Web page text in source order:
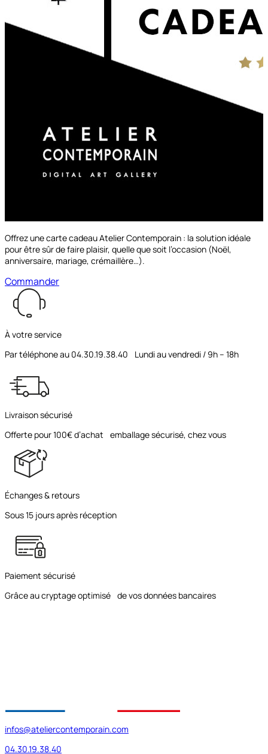
Offrez une carte cadeau Atelier Contemporain : la solution idéale
pour être sûr de faire plaisir, quelle que soit l’occasion (Noël,
anniversaire, mariage, crémaillère…).
Commander
À votre service
Par téléphone au 04.30.19.38.40 Lundi au vendredi / 9h – 18h
Livraison sécurisé
Offerte pour 100€ d’achat emballage sécurisé, chez vous
Échanges & retours
Sous 15 jours après réception
Paiement sécurisé
Grâce au cryptage optimisé de vos données bancaires
infos@ateliercontemporain.com
04.30.19.38.40